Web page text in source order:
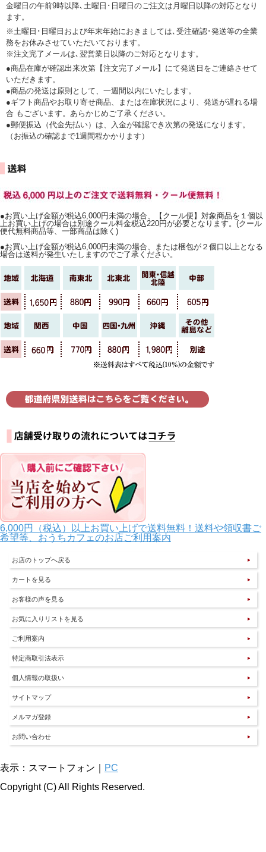
金曜日の午前9時以降､土曜日･日曜日のご注文は月曜日以降の対応となり
ます。
※土曜日･日曜日および年末年始におきましては､受注確認･発送等の全業
務をお休みさせていただいております。
※注文完了メールは､翌営業日以降のご対応となります。
●商品在庫が確認出来次第【注文完了メール】にて発送日をご連絡させて
いただきます。
●商品の発送は原則として、一週間以内にいたします。
●ギフト商品やお取り寄せ商品、または在庫状況により、発送が遅れる場
合 もございます。あらかじめご了承ください。
●郵便振込（代金先払い）は、入金が確認でき次第の発送になります。
（お振込の確認まで1週間程かかります）
●お買い上げ金額が税込6,000円未満の場合、【クール便】対象商品を１個以
上お買い上げの場合は別途クール料金税込220円が必要となります。(クール
便代無料商品等、一部商品は除く)
●お買い上げ金額が税込6,000円未満の場合、または梱包が２個口以上となる
場合は送料が発生いたしますのでご了承ください。
6,000円（税込）以上お買い上げで送料無料！送料や領収書ご
希望等、おうちカフェのお店ご利用案内
お店のトップへ戻る
カートを見る
お客様の声を見る
お気に入りリストを見る
ご利用案内
特定商取引法表示
個人情報の取扱い
サイトマップ
メルマガ登録
お問い合わせ
表示：スマートフォン｜
PC
Copyright (C) All Rights Reserved.